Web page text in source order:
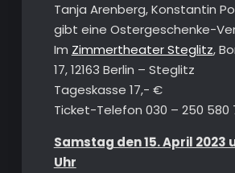
Tanja Arenberg, Konstantin
gibt eine Ostergeschenke-
Im Zimmertheater Steglitz,
17, 12163 Berlin – Steglitz
Tageskasse 17,- €
Ticket-Telefon 030 – 250 580
Samstag den 15. April 2023
Uhr